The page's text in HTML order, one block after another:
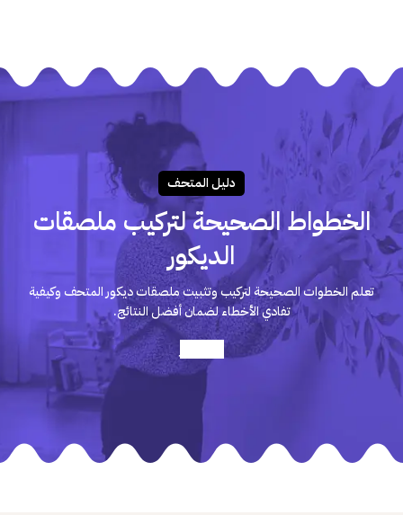
دليـل المتحـف
الخطواط الصحيحة لتركيب ملصقات
الديكور
تعلم الخطوات الصحيحة لتركيب وتثبيت ملصقات ديكور المتحف وكيفية
تفادي الأخطاء لضمان أفضل النتائج.